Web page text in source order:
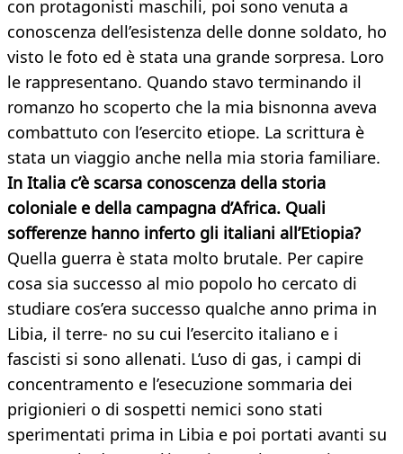
con protagonisti maschili, poi sono venuta a
conoscenza dell’esistenza delle donne soldato, ho
visto le foto ed è stata una grande sorpresa. Loro
le rappresentano. Quando stavo terminando il
romanzo ho scoperto che la mia bisnonna aveva
combattuto con l’esercito etiope. La scrittura è
stata un viaggio anche nella mia storia familiare.
In Italia c’è scarsa conoscenza della storia
coloniale e della campagna d’Africa. Quali
sofferenze hanno inferto gli italiani all’Etiopia?
Quella guerra è stata molto brutale. Per capire
cosa sia successo al mio popolo ho cercato di
studiare cos’era successo qualche anno prima in
Libia, il terre- no su cui l’esercito italiano e i
fascisti si sono allenati. L’uso di gas, i campi di
concentramento e l’esecuzione sommaria dei
prigionieri o di sospetti nemici sono stati
sperimentati prima in Libia e poi portati avanti su